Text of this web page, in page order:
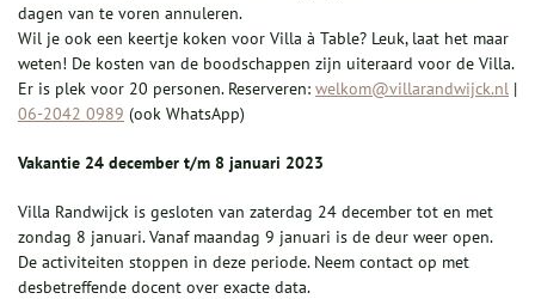
dagen van te voren annuleren.
Wil je ook een keertje koken voor Villa à Table? Leuk, laat het maar
weten! De kosten van de boodschappen zijn uiteraard voor de Villa.
Er is plek voor 20 personen. Reserveren: welkom@villarandwijck.nl |
06-2042 0989 (ook WhatsApp)
Vakantie 24 december t/m 8 januari 2023
Villa Randwijck is gesloten van zaterdag 24 december tot en met
zondag 8 januari. Vanaf maandag 9 januari is de deur weer open.
De activiteiten stoppen in deze periode. Neem contact op met
desbetreffende docent over exacte data.